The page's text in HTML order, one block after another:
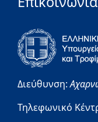
Διεύθυνση:
Τηλεφωνικό